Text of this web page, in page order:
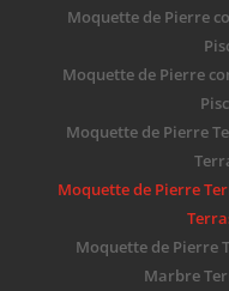
Moquette de Pierre
Moquette de Pierre
Moquette de Pierre
Moquette de Pierre
Moquette de Pierre
Marbre